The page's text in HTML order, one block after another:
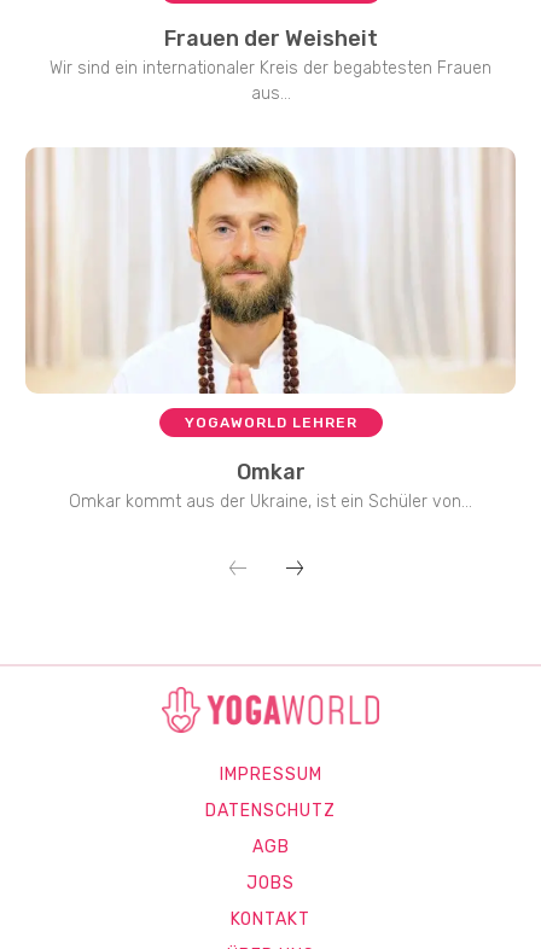
Frauen der Weisheit
Wir sind ein internationaler Kreis der begabtesten Frauen
aus...
YOGAWORLD LEHRER
Omkar
Omkar kommt aus der Ukraine, ist ein Schüler von...
IMPRESSUM
DATENSCHUTZ
AGB
JOBS
KONTAKT